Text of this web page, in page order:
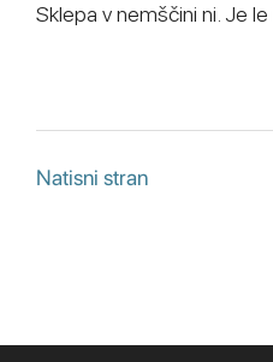
Sklepa v nemščini ni. Je le
Natisni stran